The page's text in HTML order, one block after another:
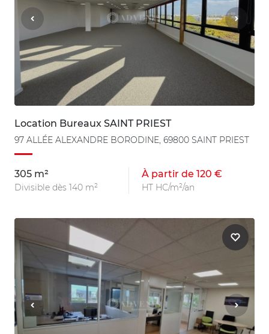
Location Bureaux SAINT PRIEST
97 ALLÉE ALEXANDRE BORODINE, 69800 SAINT PRIEST
305 m²
Divisible dès 140 m²
À partir de 120 €
HT HC/m²/an